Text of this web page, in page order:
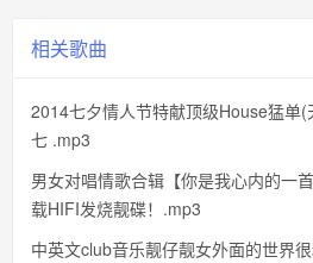
相关歌曲
2014七夕情人节特献顶级House猛单
七 .mp3
男女对唱情歌合辑【你是我心内的一
载HIFI发烧靓碟！.mp3
中英文club音乐靓仔靓女外面的世界